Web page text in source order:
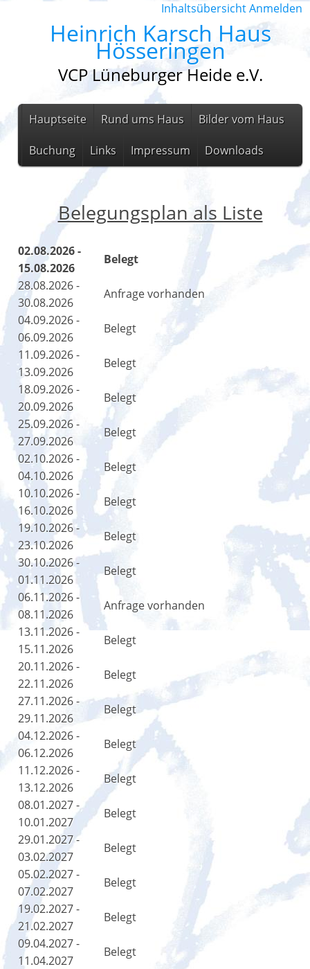
InhaltsübersichtAnmelden
Heinrich Karsch Haus
Hösseringen
VCP Lüneburger Heide e.V.
Hauptseite Rund ums Haus Bilder vom Haus
Buchung Links Impressum Downloads
Belegungsplan als Liste
02.08.2026 -
15.08.2026
Belegt
28.08.2026 -
30.08.2026
Anfrage vorhanden
04.09.2026 -
06.09.2026
Belegt
11.09.2026 -
13.09.2026
Belegt
18.09.2026 -
20.09.2026
Belegt
25.09.2026 -
27.09.2026
Belegt
02.10.2026 -
04.10.2026
Belegt
10.10.2026 -
16.10.2026
Belegt
19.10.2026 -
23.10.2026
Belegt
30.10.2026 -
01.11.2026
Belegt
06.11.2026 -
08.11.2026
Anfrage vorhanden
13.11.2026 -
15.11.2026
Belegt
20.11.2026 -
22.11.2026
Belegt
27.11.2026 -
29.11.2026
Belegt
04.12.2026 -
06.12.2026
Belegt
11.12.2026 -
13.12.2026
Belegt
08.01.2027 -
10.01.2027
Belegt
29.01.2027 -
03.02.2027
Belegt
05.02.2027 -
07.02.2027
Belegt
19.02.2027 -
21.02.2027
Belegt
09.04.2027 -
11.04.2027
Belegt